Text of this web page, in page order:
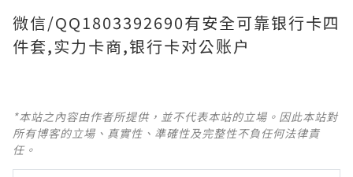
微信/QQ1803392690有安全可靠银行卡四
件套,实力卡商,银行卡对公账户
*本站之內容由作者所提供，並不代表本站的立場。因此本站對
所有博客的立場、真實性、準確性及完整性不負任何法律責
任。